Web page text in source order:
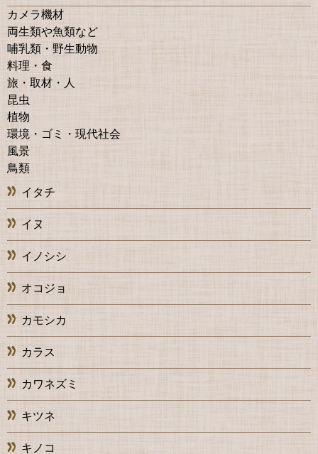
カメラ機材
両生類や魚類など
哺乳類・野生動物
料理・食
旅・取材・人
昆虫
植物
環境・ゴミ・現代社会
風景
鳥類
イタチ
イヌ
イノシシ
オコジョ
カモシカ
カラス
カワネズミ
キツネ
キノコ